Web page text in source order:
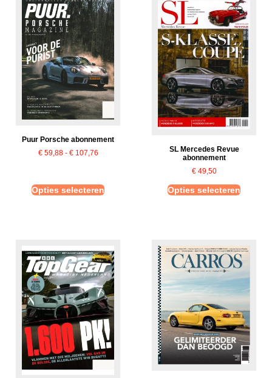
Puur Porsche abonnement
€59,88 - €107,76
Opties selecteren
SL Mercedes Revue
abonnement
€49,50
Opties selecteren